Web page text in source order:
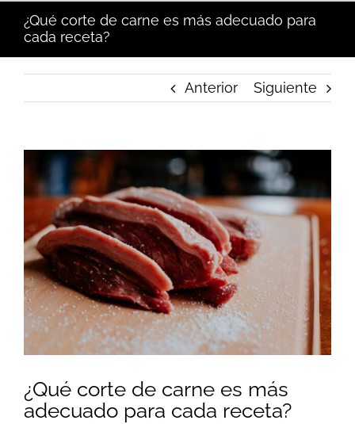
¿Qué corte de carne es más adecuado para
cada receta?
Anterior Siguiente
imagen
más
grande
¿Qué corte de carne es más
adecuado para cada receta?